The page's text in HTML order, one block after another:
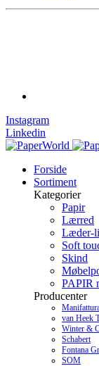
Instagram
Linkedin
Forside
Sortiment
Kategorier
Papir
Lærred
Læder-
Soft
Skind
PAPIR
Producenter
van Heek
Winter &
Schabert
Fontana
SOM